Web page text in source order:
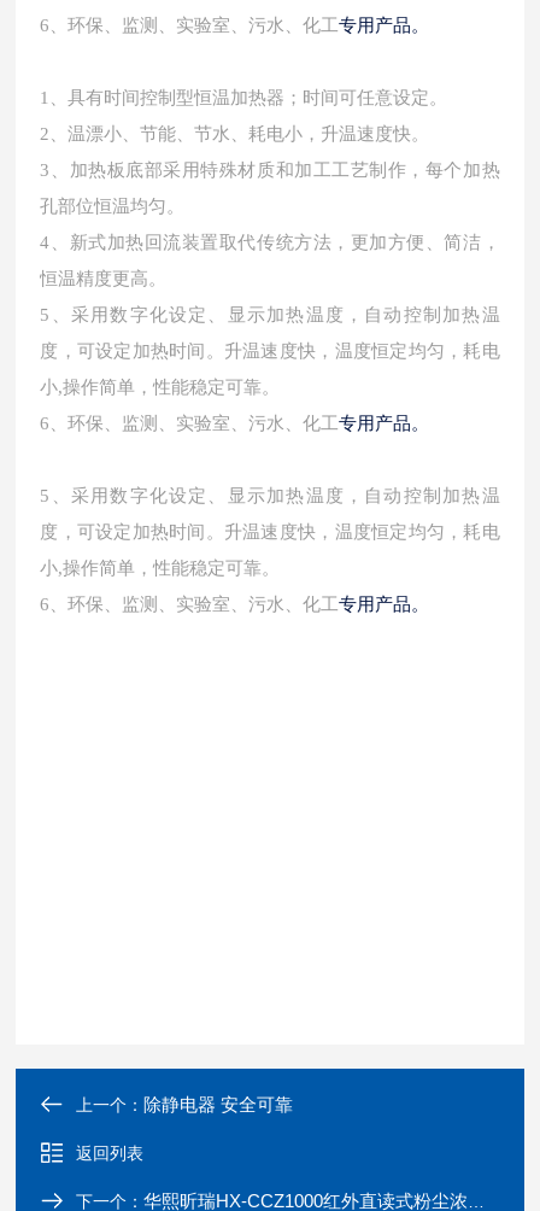
6、环保、监测、实验室、污水、化工专用产品。
1、具有时间控制型恒温加热器；时间可任意设定。
2、温漂小、节能、节水、耗电小，升温速度快。
3、加热板底部采用特殊材质和加工工艺制作，每个加热
孔部位恒温均匀。
4、新式加热回流装置取代传统方法，更加方便、简洁，
恒温精度更高。
5、采用数字化设定、显示加热温度，自动控制加热温
度，可设定加热时间。升温速度快，温度恒定均匀，耗电
小,操作简单，性能稳定可靠。
6、环保、监测、实验室、污水、化工专用产品。
5、采用数字化设定、显示加热温度，自动控制加热温
度，可设定加热时间。升温速度快，温度恒定均匀，耗电
小,操作简单，性能稳定可靠。
6、环保、监测、实验室、污水、化工专用产品。
上一个： 除静电器 安全可靠
返回列表
下一个：华熙昕瑞HX-CCZ1000红外直读式粉尘浓度测量仪 精准